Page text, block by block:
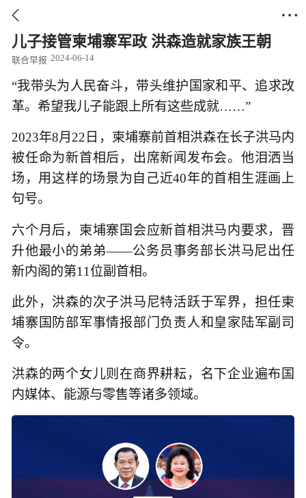
 
儿子接管柬埔寨军政 洪森造就家族王朝
联合早报 2024-06-14
“我带头为人民奋斗，带头维护国家和平、追求改
革。希望我儿子能跟上所有这些成就……”
2023年8月22日，柬埔寨前首相洪森在长子洪马内
被任命为新首相后，出席新闻发布会。他泪洒当
场，用这样的场景为自己近40年的首相生涯画上
句号。
六个月后，柬埔寨国会应新首相洪马内要求，晋
升他最小的弟弟——公务员事务部长洪马尼出任
新内阁的第11位副首相。
此外，洪森的次子洪马尼特活跃于军界，担任柬
埔寨国防部军事情报部门负责人和皇家陆军副司
令。
洪森的两个女儿则在商界耕耘，名下企业遍布国
内媒体、能源与零售等诸多领域。